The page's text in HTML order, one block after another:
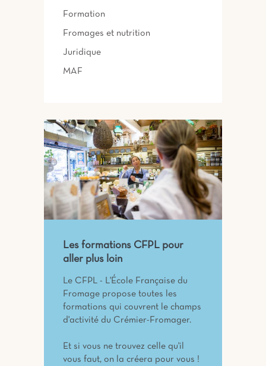
Formation
Fromages et nutrition
Juridique
MAF
Les formations CFPL pour
aller plus loin
Le CFPL - L'École Française du
Fromage propose toutes les
formations qui couvrent le champs
d'activité du Crémier-Fromager.
Et si vous ne trouvez celle qu'il
vous faut, on la créera pour vous !